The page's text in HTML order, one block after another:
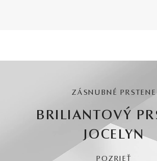
ZÁSNUBNÉ PRSTENE
BRILIANTOVÝ
JOCELYN
POZRIEŤ